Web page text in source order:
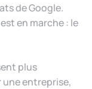
de Google.
en marche : le
plus
entreprise,